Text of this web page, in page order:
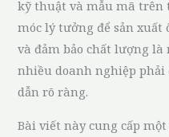
kỹ thuật và mẫu mã
móc lý tưởng để sản
và đảm bảo chất lượng
nhiều doanh nghiệp
dẫn rõ ràng.
Bài viết này cung cấp